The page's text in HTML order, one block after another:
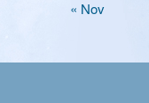
« Nov